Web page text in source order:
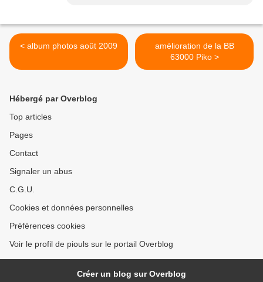
< album photos août 2009
amélioration de la BB
63000 Piko >
Hébergé par Overblog
Top articles
Pages
Contact
Signaler un abus
C.G.U.
Cookies et données personnelles
Préférences cookies
Voir le profil de piouls sur le portail Overblog
Créer un blog sur Overblog